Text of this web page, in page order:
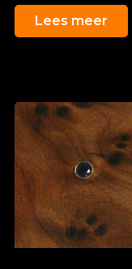
Lees meer